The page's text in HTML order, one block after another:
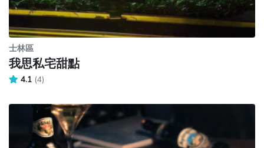
士林區
我思私宅甜點
4.1 (4)